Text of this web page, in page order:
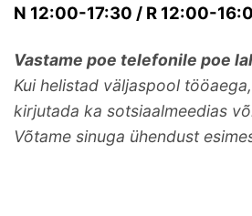
N 12:00-17:30 / R 12:00-
Vastame poe telefonile poe
Kui helistad väljaspool
kirjutada ka sotsiaalmeedias
Võtame sinuga ühendust